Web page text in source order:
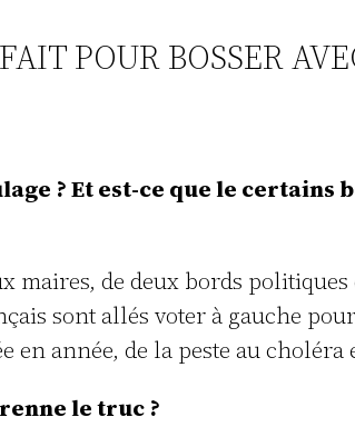
POUR BOSSER
? Et est-ce que le certains
maires, de deux bords
sont allés voter à gauche
en année, de la peste au choléra
le truc ?